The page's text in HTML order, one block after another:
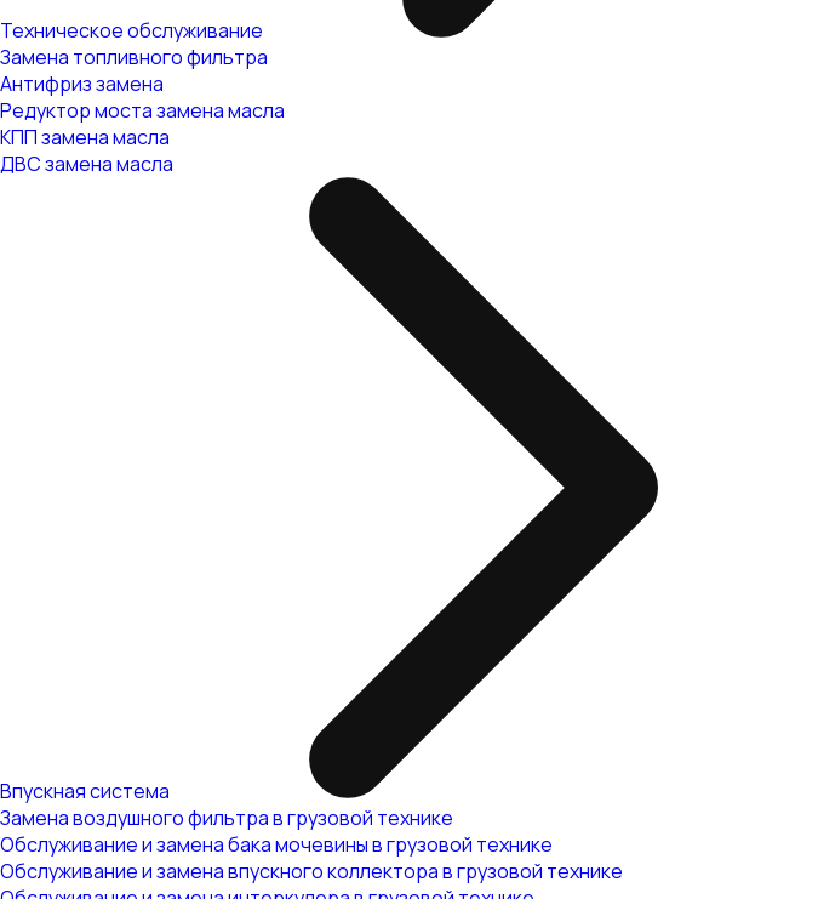
Техническое обслуживание
Замена топливного фильтра
Антифриз замена
Редуктор моста замена масла
КПП замена масла
ДВС замена масла
Впускная система
Замена воздушного фильтра в грузовой технике
Обслуживание и замена бака мочевины в грузовой технике
Обслуживание и замена впускного коллектора в грузовой технике